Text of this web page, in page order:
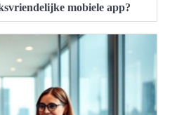
mobiele app?